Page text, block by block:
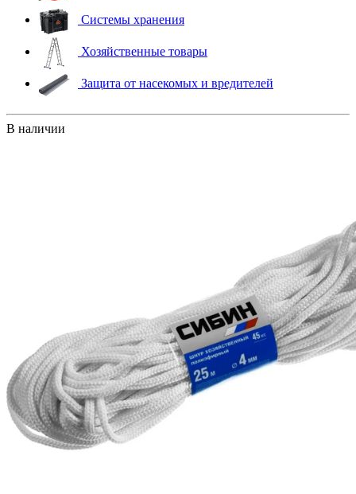
Системы хранения
Хозяйственные товары
Защита от насекомых и вредителей
В наличии